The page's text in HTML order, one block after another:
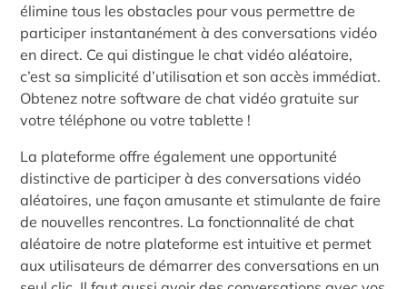
élimine tous les obstacles pour vous permettre de
participer instantanément à des conversations vidéo
en direct. Ce qui distingue le chat vidéo aléatoire,
c’est sa simplicité d’utilisation et son accès immédiat.
Obtenez notre software de chat vidéo gratuite sur
votre téléphone ou votre tablette !
La plateforme offre également une opportunité
distinctive de participer à des conversations vidéo
aléatoires, une façon amusante et stimulante de faire
de nouvelles rencontres. La fonctionnalité de chat
aléatoire de notre plateforme est intuitive et permet
aux utilisateurs de démarrer des conversations en un